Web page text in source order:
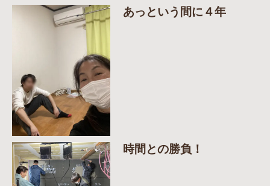
あっという間に４年
時間との勝負！